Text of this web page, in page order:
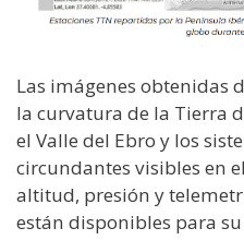
Las imágenes obtenidas
la curvatura de la Tierra
el Valle del Ebro y los
circundantes visibles en
altitud, presión y
están disponibles para